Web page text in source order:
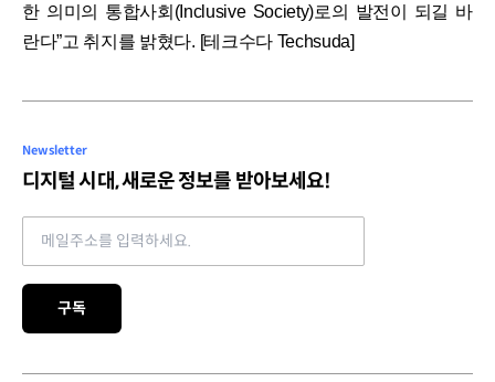
한 의미의 통합사회(Inclusive Society)로의 발전이 되길 바
란다”고 취지를 밝혔다. [테크수다 Techsuda]
Newsletter
디지털 시대, 새로운 정보를 받아보세요!
Email address
구독